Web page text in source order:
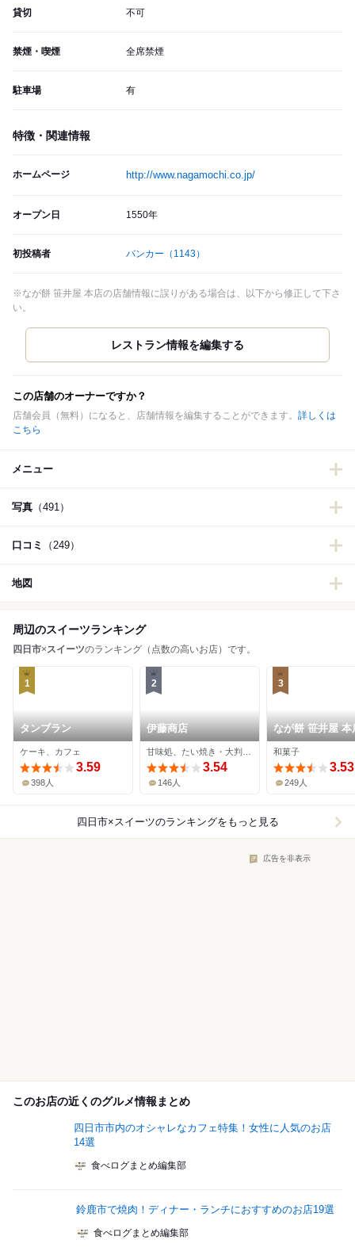
貸切 不可
禁煙・喫煙 全席禁煙
駐車場 有
特徴・関連情報
ホームページ http://www.nagamochi.co.jp/
オープン日 1550年
初投稿者 バンカー （1143）
※なが餅 笹井屋 本店の店舗情報に誤りがある場合は、以下から修正して下さ
い。
この店舗のオーナーですか？
店舗会員（無料）になると、店舗情報を編集することができます。 詳しくは
こちら
メニュー
写真 （491）
口コミ （249）
地図
周辺のスイーツランキング
四日市×スイーツのランキング（点数の高いお店）です。
1
タンブラン
ケーキ、カフェ
3.59
398人
2
伊藤商店
3.54
146人
3
なが餅 笹井屋 本
和菓子
3.53
249人
四日市×スイーツのランキングをもっと見る
広告を非表示
このお店の近くのグルメ情報まとめ
四日市市内のオシャレなカフェ特集！女性に人気のお店
14選
食べログまとめ編集部
鈴鹿市で焼肉！ディナー・ランチにおすすめのお店19選
食べログまとめ編集部